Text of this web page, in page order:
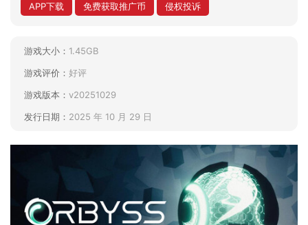
APP下载
免费获取推广币 侵权投诉
游戏大小： 1.45GB
游戏评价： 好评
游戏版本： v20251029
发行日期： 2025 年 10 月 29 日